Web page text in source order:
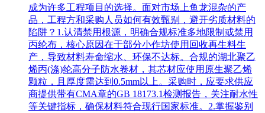
成为许多工程项目的选择。面对市场上鱼龙混杂的产
品，工程方和采购人员如何有效甄别，避开劣质材料的
陷阱？1.认清禁用根源，明确合规标准多地限制或禁用
丙纶布，核心原因在于部分小作坊使用回收再生料生
产，导致材料寿命缩水、环保不达标。合规的湖北聚乙
烯丙(涤)纶高分子防水卷材，其芯材应使用原生聚乙烯
颗粒，且厚度需达到0.5mm以上。采购时，应要求供应
商提供带有CMA章的GB 18173.1检测报告，关注耐水性
等关键指标，确保材料符合现行国家标准。2.掌握鉴别